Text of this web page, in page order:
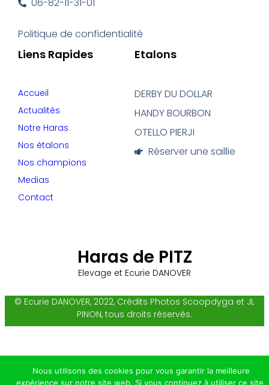
Haras de PITZ
Elevage et Ecurie DANOVER
Etalons
DERBY DU DOLLAR
HANDY BOURBON
OTELLO PIERJI
Réserver une saillie
Liens Rapides
Accueil
Actualités
Notre Haras
Nos étalons
Nos champions
Medias
Contact
Politique de confidentialité
© Ecurie DANOVER, 2022, Crédits Photos Scoopdyga et JL
PINON, tous droits réservés.
Nous utilisons des cookies pour vous garantir la meilleure
expérience sur notre site web. Si vous continuez à utiliser ce site,